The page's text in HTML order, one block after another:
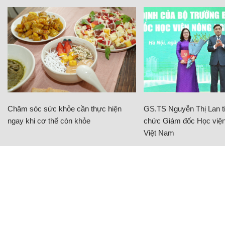
Chăm sóc sức khỏe cần thực hiện
ngay khi cơ thể còn khỏe
GS.TS Nguyễn Thị Lan
chức Giám đốc Học
Việt Nam